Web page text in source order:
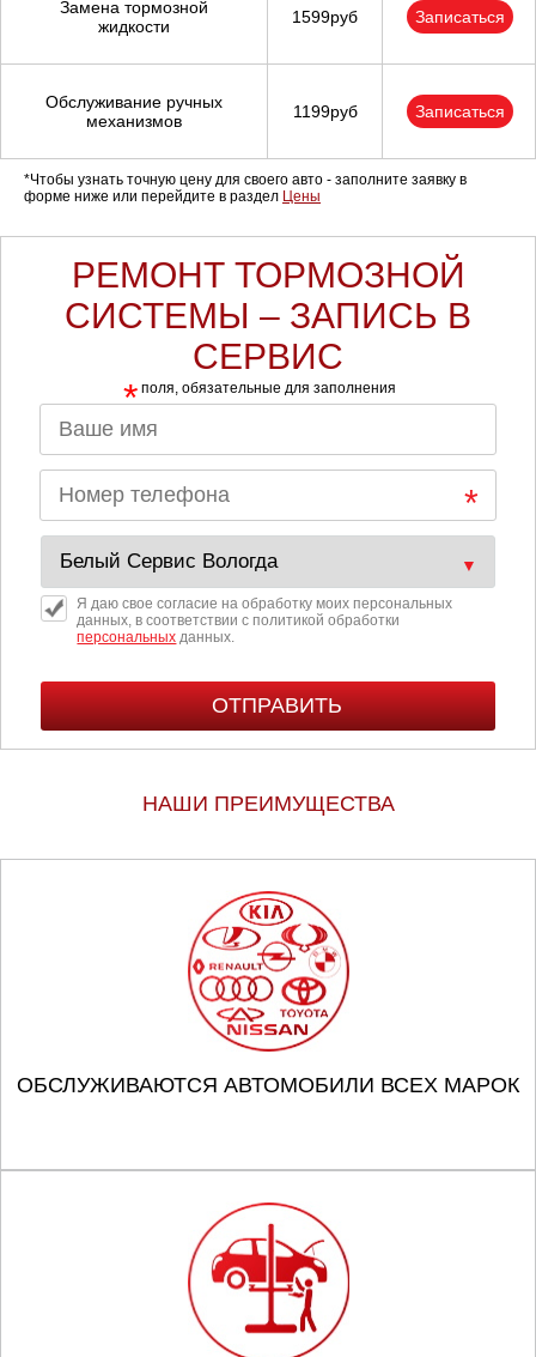
Замена тормозной
жидкости
1599руб Записаться
Обслуживание ручных
механизмов
1199руб Записаться
*Чтобы узнать точную цену для своего авто - заполните заявку в
форме ниже или перейдите в раздел Цены
РЕМОНТ ТОРМОЗНОЙ
СИСТЕМЫ – ЗАПИСЬ В
СЕРВИС
* поля, обязательные для заполнения
Я даю свое согласие на обработку моих персональных
данных, в соответствии с политикой обработки
персональных данных.
НАШИ ПРЕИМУЩЕСТВА
ОБСЛУЖИВАЮТСЯ АВТОМОБИЛИ ВСЕХ МАРОК